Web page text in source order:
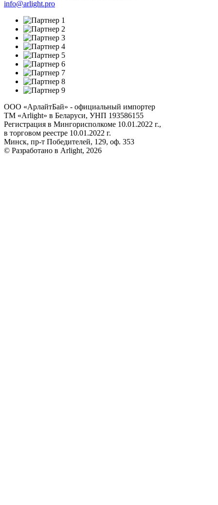
info@arlight.pro
ООО «АрлайтБай» - официальный импортер
ТМ «Arlight» в Беларуси, УНП 193586155
Регистрация в Мингорисполкоме 10.01.2022 г.,
в торговом реестре 10.01.2022 г.
Минск, пр-т Победителей, 129, оф. 353
© Разработано в Arlight, 2026